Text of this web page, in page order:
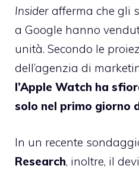
Insider afferma che gli
a Google hanno
unità. Secondo le
dell’agenzia di
l’Apple Watch ha
solo nel primo giorno
In un recente
Research, inoltre, il